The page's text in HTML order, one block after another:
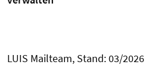
LUIS Mailteam, Stand: 03/2026